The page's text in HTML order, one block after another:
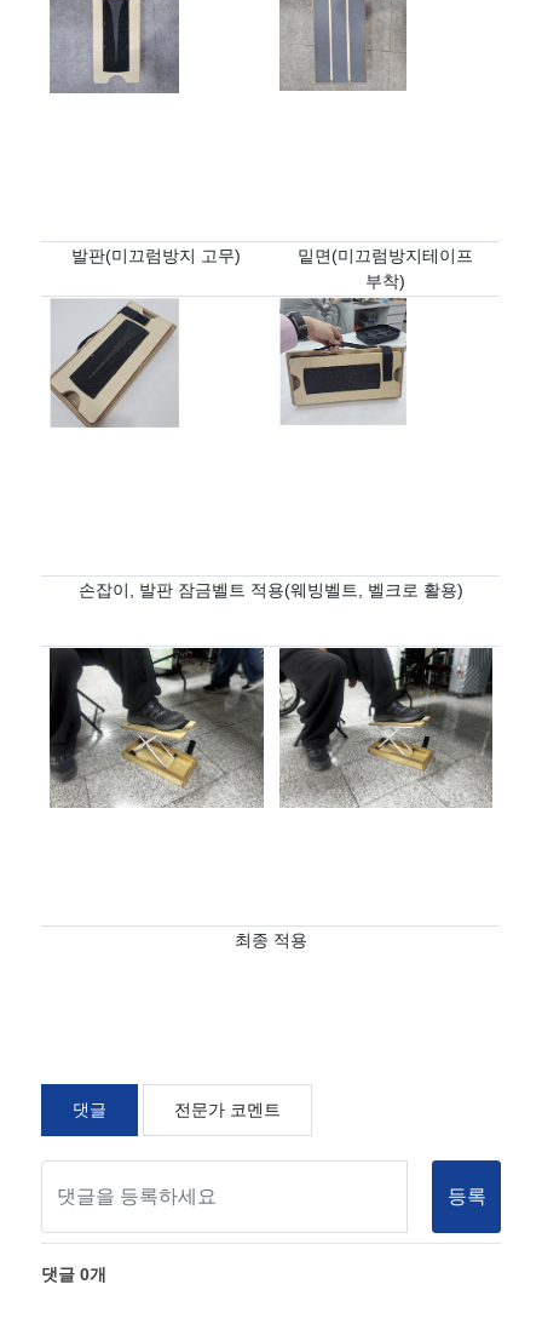
발판(미끄럼방지 고무) 밑면(미끄럼방지테이프
부착)
손잡이 발판 잠금벨트 적용(웨빙벨트 벨크로 활용)
최종 적용
댓글 전문가 코멘트
등록
댓글0개